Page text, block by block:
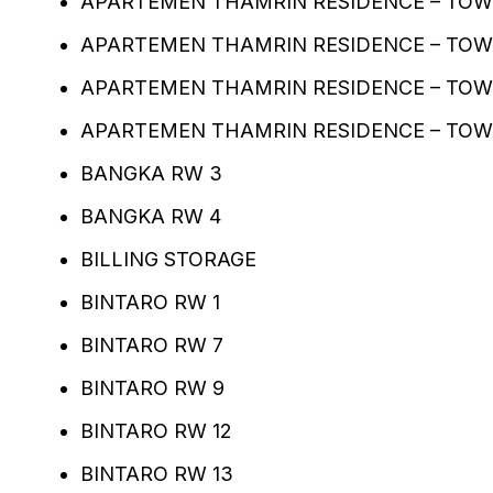
APARTEMEN THAMRIN RESIDENCE –
APARTEMEN THAMRIN RESIDENCE –
APARTEMEN THAMRIN RESIDENCE –
BANGKA RW 3
BANGKA RW 4
BILLING STORAGE
BINTARO RW 1
BINTARO RW 7
BINTARO RW 9
BINTARO RW 12
BINTARO RW 13